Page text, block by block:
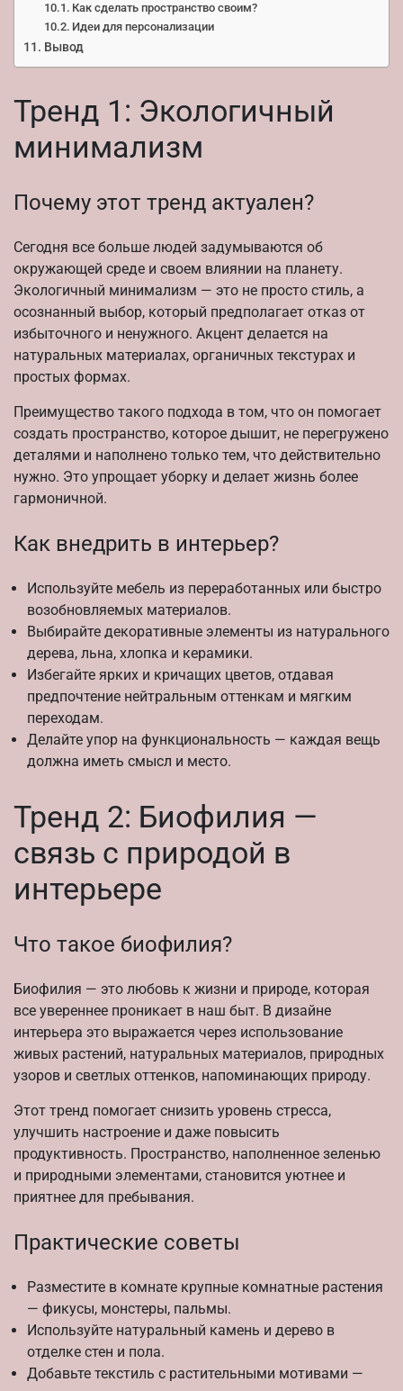
Как сделать пространство своим?
Идеи для персонализации
Вывод
Тренд 1: Экологичный
минимализм
Почему этот тренд актуален?
Сегодня все больше людей задумываются об
окружающей среде и своем влиянии на планету.
Экологичный минимализм — это не просто стиль, а
осознанный выбор, который предполагает отказ от
избыточного и ненужного. Акцент делается на
натуральных материалах, органичных текстурах и
простых формах.
Преимущество такого подхода в том, что он помогает
создать пространство, которое дышит, не перегружено
деталями и наполнено только тем, что действительно
нужно. Это упрощает уборку и делает жизнь более
гармоничной.
Как внедрить в интерьер?
Используйте мебель из переработанных или быстро
возобновляемых материалов.
Выбирайте декоративные элементы из натурального
дерева, льна, хлопка и керамики.
Избегайте ярких и кричащих цветов, отдавая
предпочтение нейтральным оттенкам и мягким
переходам.
Делайте упор на функциональность — каждая вещь
должна иметь смысл и место.
Тренд 2: Биофилия —
связь с природой в
интерьере
Что такое биофилия?
Биофилия — это любовь к жизни и природе, которая
все увереннее проникает в наш быт. В дизайне
интерьера это выражается через использование
живых растений, натуральных материалов, природных
узоров и светлых оттенков, напоминающих природу.
Этот тренд помогает снизить уровень стресса,
улучшить настроение и даже повысить
продуктивность. Пространство, наполненное зеленью
и природными элементами, становится уютнее и
приятнее для пребывания.
Практические советы
Разместите в комнате крупные комнатные растения
— фикусы, монстеры, пальмы.
Используйте натуральный камень и дерево в
отделке стен и пола.
Добавьте текстиль с растительными мотивами —